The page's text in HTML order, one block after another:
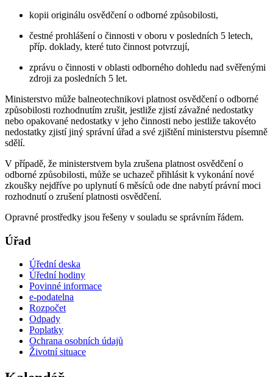
kopii originálu osvědčení o odborné způsobilosti,
čestné prohlášení o činnosti v oboru v posledních 5 letech,
příp. doklady, které tuto činnost potvrzují,
zprávu o činnosti v oblasti odborného dohledu nad svěřenými
zdroji za posledních 5 let.
Ministerstvo může balneotechnikovi platnost osvědčení o odborné
způsobilosti rozhodnutím zrušit, jestliže zjistí závažné nedostatky
nebo opakované nedostatky v jeho činnosti nebo jestliže takovéto
nedostatky zjistí jiný správní úřad a své zjištění ministerstvu písemně
sdělí.
V případě, že ministerstvem byla zrušena platnost osvědčení o
odborné způsobilosti, může se uchazeč přihlásit k vykonání nové
zkoušky nejdříve po uplynutí 6 měsíců ode dne nabytí právní moci
rozhodnutí o zrušení platnosti osvědčení.
Opravné prostředky jsou řešeny v souladu se správním řádem.
Úřad
Úřední deska
Úřední hodiny
Povinné informace
e-podatelna
Rozpočet
Odpady
Poplatky
Ochrana osobních údajů
Životní situace